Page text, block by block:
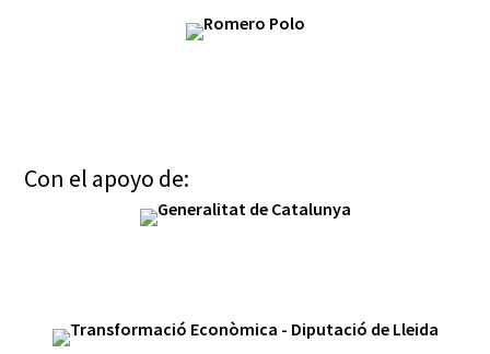
Con el apoyo de: